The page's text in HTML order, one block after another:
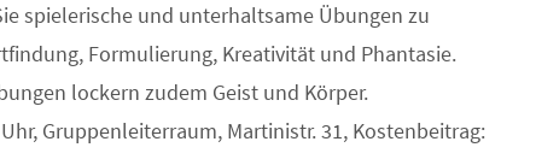
spielerische und unterhaltsame Übungen zu
Formulierung, Kreativität und Phantasie.
lockern zudem Geist und Körper.
Gruppenleiterraum, Martinistr. 31, Kostenbeitrag: